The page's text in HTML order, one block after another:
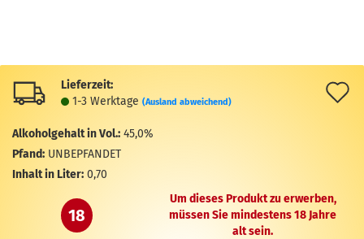
Lieferzeit:
1-3 Werktage (Ausland abweichend)
Alkoholgehalt in Vol.: 45,0%
Pfand: UNBEPFANDET
Inhalt in Liter: 0,70
18
Um dieses Produkt zu erwerben,
müssen Sie mindestens 18 Jahre
alt sein.